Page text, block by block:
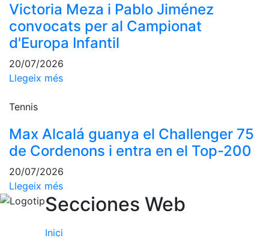
culturals
Conferències
i
Inspirational
Talks
Socials
Jocs de taula
Penyes del
Club
Wellness
Center
fisiosalut
Victoria Meza i Pablo Jiménez
convocats per al Campionat
d'Europa Infantil
20/07/2026
Llegeix més
Tennis
Max Alcalá guanya el Challenger 75
de Cordenons i entra en el Top-200
20/07/2026
Llegeix més
Secciones Web
Inici